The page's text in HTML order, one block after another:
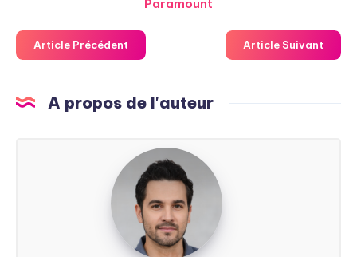
Paramount
Article Précédent Article Suivant
A propos de l'auteur
Steven
Soarez